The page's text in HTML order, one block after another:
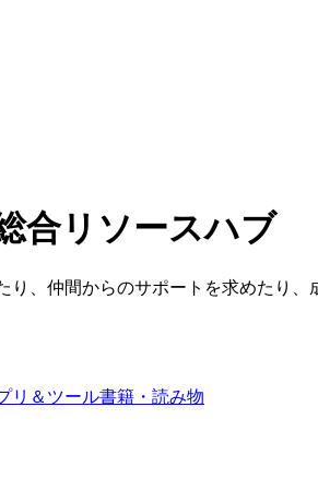
合リソースハブ
、仲間からのサポートを求めたり
リ＆ツール書籍・読み物